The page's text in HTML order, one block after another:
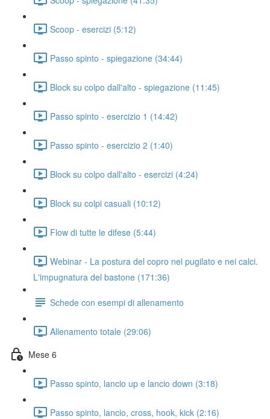
Scoop - esercizi (5:12)
Passo spinto - spiegazione (34:44)
Block su colpo dall'alto - spiegazione (11:45)
Passo spinto - esercizio 1 (14:42)
Passo spinto - esercizio 2 (1:40)
Block su colpo dall'alto - esercizi (4:24)
Block su colpi casuali (10:12)
Flow di tutte le difese (5:44)
Webinar - La postura del copro nel pugilato e nei calci.
L'impugnatura del bastone (171:36)
Schede con esempi di allenamento
Allenamento totale (29:06)
Mese 6
Passo spinto, lancio up e lancio down (3:18)
Passo spinto, lancio, cross, hook, kick (2:16)